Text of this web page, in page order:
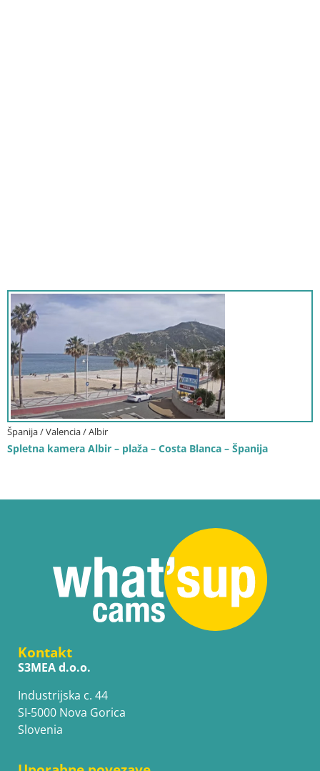
Španija / Valencia / Albir
Spletna kamera Albir – plaža – Costa Blanca – Španija
Kontakt
S3MEA d.o.o.
Industrijska c. 44
SI-5000 Nova Gorica
Slovenia